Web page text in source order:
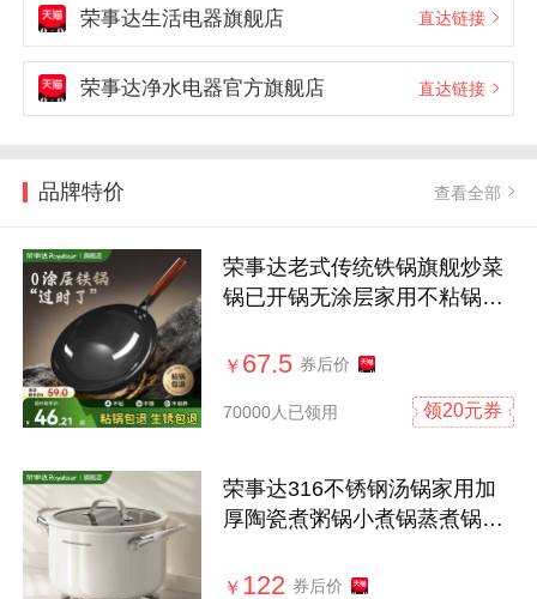
荣事达生活电器旗舰店 直达链接
荣事达净水电器官方旗舰店 直达链接
品牌特价 查看全部
荣事达老式传统铁锅旗舰炒菜
锅已开锅无涂层家用不粘锅燃
￥ 67.5 券后价
70000人已领用 领20元券
荣事达316不锈钢汤锅家用加
厚陶瓷煮粥锅小煮锅蒸煮锅电
￥ 122 券后价